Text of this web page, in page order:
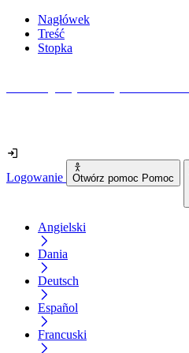
Nagłówek
Treść
Stopka
Logowanie Otwórz pomoc Pomoc
Angielski
Dania
Deutsch
Español
Francuski